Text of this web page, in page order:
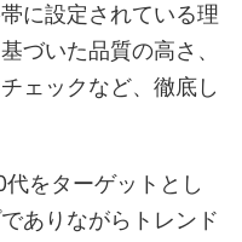
に設定されている理
づいた品質の高さ、
ェックなど、徹底し
をターゲットとし
ありながらトレンド